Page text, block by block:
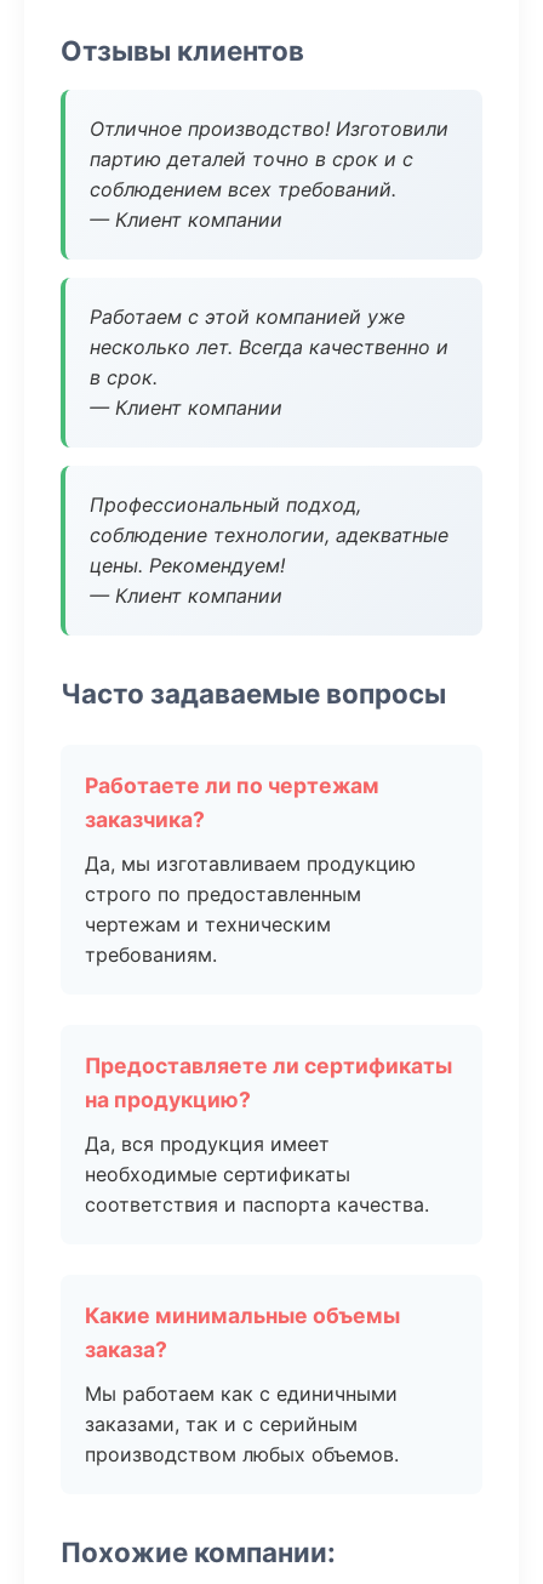
Отзывы клиентов
Отличное производство! Изготовили
партию деталей точно в срок и с
соблюдением всех требований.
— Клиент компании
Работаем с этой компанией уже
несколько лет. Всегда качественно и
в срок.
— Клиент компании
Профессиональный подход,
соблюдение технологии, адекватные
цены. Рекомендуем!
— Клиент компании
Часто задаваемые вопросы
Работаете ли по чертежам
заказчика?
Да, мы изготавливаем продукцию
строго по предоставленным
чертежам и техническим
требованиям.
Предоставляете ли сертификаты
на продукцию?
Да, вся продукция имеет
необходимые сертификаты
соответствия и паспорта качества.
Какие минимальные объемы
заказа?
Мы работаем как с единичными
заказами, так и с серийным
производством любых объемов.
Похожие компании: